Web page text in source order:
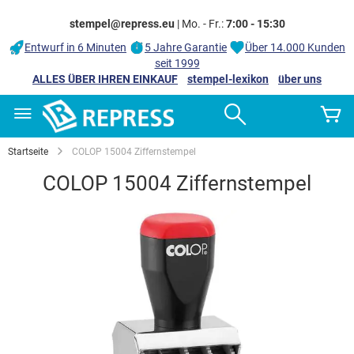
stempel@repress.eu | Mo. - Fr.:7:00 - 15:30
Entwurf in 6 Minuten
5 Jahre Garantie
Über 14.000 Kunden
seit 1999
ALLES ÜBER IHREN EINKAUF
stempel-lexikon
über uns
Startseite COLOP 15004 Ziffernstempel
COLOP 15004 Ziffernstempel